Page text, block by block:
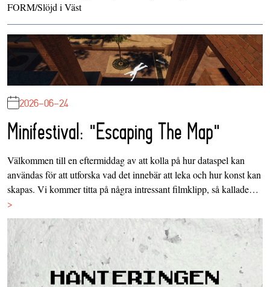
FORM/Slöjd i Väst
2026-06-24
Minifestival: "Escaping The Map"
Välkommen till en eftermiddag av att kolla på hur dataspel kan
användas för att utforska vad det innebär att leka och hur konst kan
skapas. Vi kommer titta på några intressant filmklipp, så kallade…
>